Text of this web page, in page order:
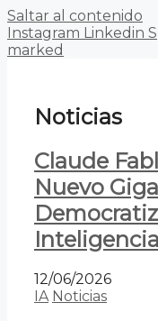
Saltar al contenido
Instagram Linkedin
marked
Noticias
Claude
Nuevo
12/06/2026
IA Noticias